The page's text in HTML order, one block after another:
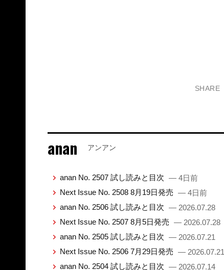
SHARE
anan アンアン
anan No. 2507 試し読みと目次 — 4日前
Next Issue No. 2508 8月19日発売 — 4日前
anan No. 2506 試し読みと目次 — 2026.07.28
Next Issue No. 2507 8月5日発売 — 2026.07.28
anan No. 2505 試し読みと目次 — 2026.07.21
Next Issue No. 2506 7月29日発売 — 2026.07.21
anan No. 2504 試し読みと目次 — 2026.07.14